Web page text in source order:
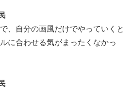
、自分の画風だけでやっていくと
に合わせる気がまったくなかっ